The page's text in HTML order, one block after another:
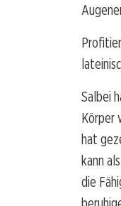
Salbei
Körper
hat
kann
die